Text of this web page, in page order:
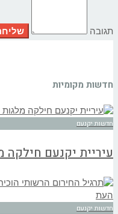
תגובה
חדשות מקומיות
חדשות יקנעם
עיריית יקנעם חילקה
חדשות יקנעם